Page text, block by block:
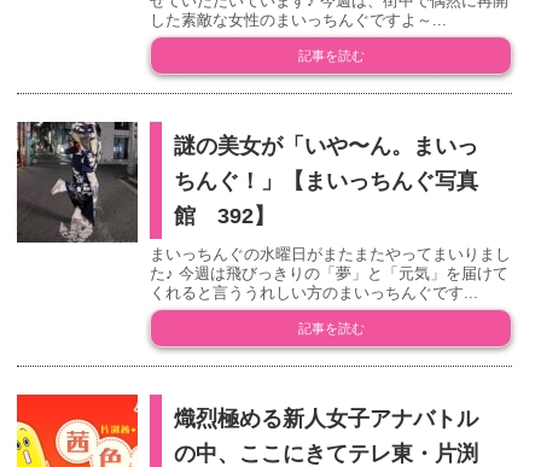
した素敵な女性のまいっちんぐですよ～...
記事を読む
謎の美女が「いや〜ん。まいっ
ちんぐ！」【まいっちんぐ写真
館 392】
まいっちんぐの水曜日がまたまたやってまいりまし
た♪ 今週は飛びっきりの「夢」と「元気」を届けて
くれると言ううれしい方のまいっちんぐです...
記事を読む
熾烈極める新人女子アナバトル
の中、ここにきてテレ東・片渕